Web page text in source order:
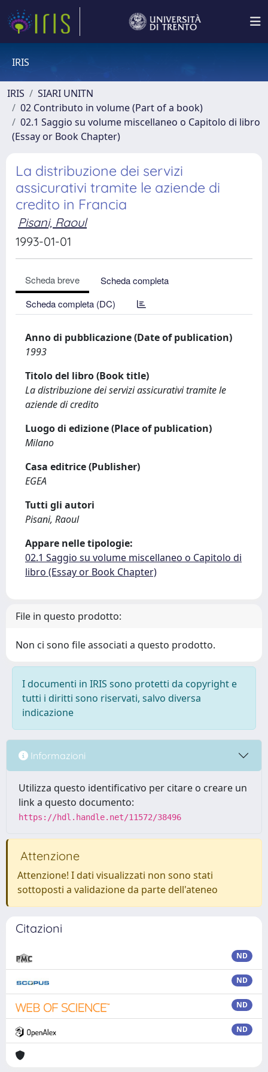
IRIS
IRIS
SIARI UNITN
02 Contributo in volume (Part of a book)
02.1 Saggio su volume miscellaneo o Capitolo di libro
(Essay or Book Chapter)
La distribuzione dei servizi
assicurativi tramite le aziende di
credito in Francia
Pisani, Raoul
1993-01-01
Scheda breve
Scheda completa
Scheda completa (DC)
Anno di pubblicazione (Date of publication)
1993
Titolo del libro (Book title)
La distribuzione dei servizi assicurativi tramite le
aziende di credito
Luogo di edizione (Place of publication)
Milano
Casa editrice (Publisher)
EGEA
Tutti gli autori
Pisani, Raoul
Appare nelle tipologie:
02.1 Saggio su volume miscellaneo o Capitolo di
libro (Essay or Book Chapter)
File in questo prodotto:
Non ci sono file associati a questo prodotto.
I documenti in IRIS sono protetti da copyright e
tutti i diritti sono riservati, salvo diversa
indicazione
Informazioni
Utilizza questo identificativo per citare o creare un
link a questo documento:
https://hdl.handle.net/11572/38496
Attenzione
Attenzione! I dati visualizzati non sono stati
sottoposti a validazione da parte dell'ateneo
Citazioni
ND
ND
ND
ND